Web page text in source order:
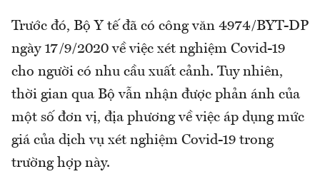
Trước đó, Bộ Y tế đã có công văn 4974/BYT-DP
ngày 17/9/2020 về việc xét nghiệm Covid-19
cho người có nhu cầu xuất cảnh. Tuy nhiên,
thời gian qua Bộ vẫn nhận được phản ánh của
một số đơn vị, địa phương về việc áp dụng mức
giá của dịch vụ xét nghiệm Covid-19 trong
trường hợp này.